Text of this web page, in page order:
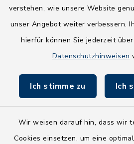
verstehen, wie unsere Website
unser Angebot weiter verbessern.
hierfür können Sie jederzeit
Datenschutzhinweisen
Ich stimme zu Ich
Wir weisen darauf hin, dass wir
Cookies einsetzen, um eine
NEU! Amtsbroschüre 2026
Holsteiner Auenland
Fundbüro